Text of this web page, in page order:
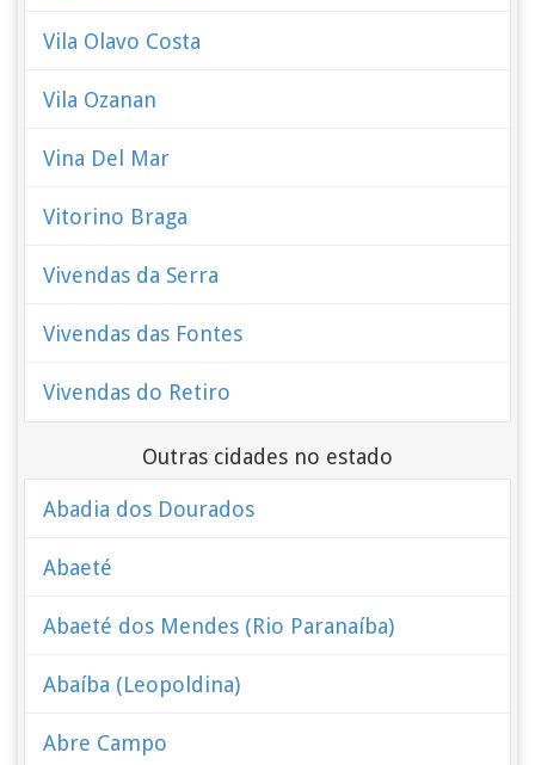
Vila Olavo Costa
Vila Ozanan
Vina Del Mar
Vitorino Braga
Vivendas da Serra
Vivendas das Fontes
Vivendas do Retiro
Outras cidades no estado
Abadia dos Dourados
Abaeté
Abaeté dos Mendes (Rio Paranaíba)
Abaíba (Leopoldina)
Abre Campo